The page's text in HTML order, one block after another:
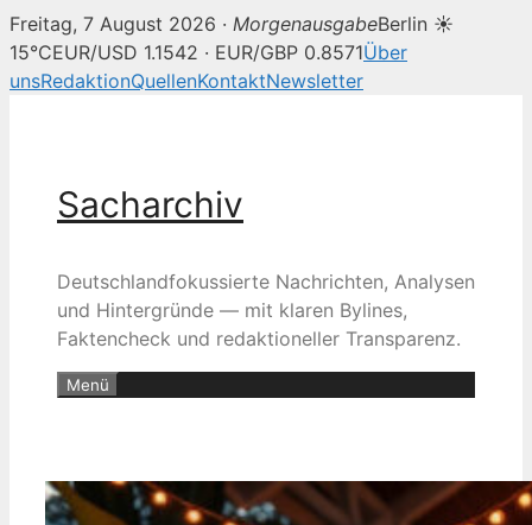
Freitag, 7 August 2026 · MorgenausgabeBerlin ☀
15°CEUR/USD 1.1542 · EUR/GBP 0.8571Über
unsRedaktionQuellenKontaktNewsletter
Sacharchiv
Deutschlandfokussierte Nachrichten, Analysen
und Hintergründe — mit klaren Bylines,
Faktencheck und redaktioneller Transparenz.
Menü